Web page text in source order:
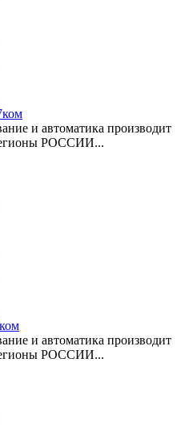
и автоматика производит
РОССИИ...
и автоматика производит
РОССИИ...